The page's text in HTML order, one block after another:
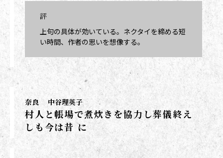
評
上句の具体が効いている。ネクタイを締める短
い時間、作者の思いを想像する。
奈良 中谷理英子
村人と帳場で煮炊きを協力し葬儀終え
しも今は昔 に